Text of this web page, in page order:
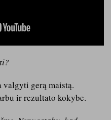
gerą maistą.
ir rezultato kokybe.